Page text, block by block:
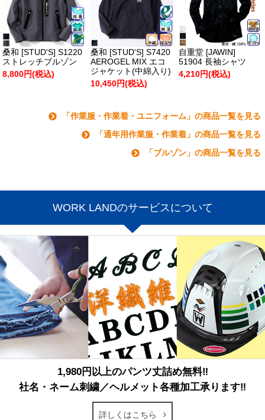
桑和 [STUD'S] S1220
ストレッチブルゾン
8,800円(税込)
桑和 [STUD'S] S7420
AEROGEL MIX エコ
ジャケット(中綿入り)
10,450円(税込)
自重堂 [JAWIN]
51904 長袖シャツ
4,210円(税込)
「作業服・作業着・ユニフォーム」の商品一覧を見る
「通年用作業服・作業着」の商品一覧を見る
「ブルゾン」の商品一覧を見る
WORK LANDのサービスについて
1,980円以上のパンツ丈詰め無料‼
社名・ネーム刺繍／ヘルメット各種加工承ります‼
詳しくはこちら